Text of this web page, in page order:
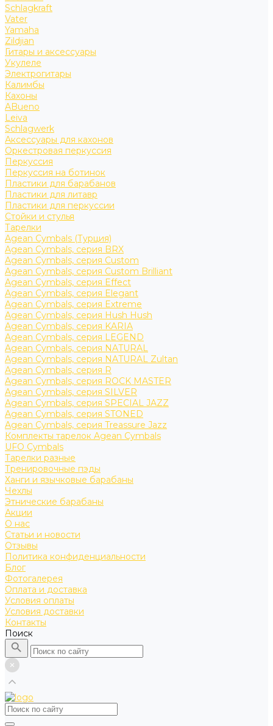
Schlagkraft
Vater
Yamaha
Zildjian
Гитары и аксессуары
Укулеле
Электрогитары
Калимбы
Кахоны
ABueno
Leiva
Schlagwerk
Аксессуары для кахонов
Оркестровая перкуссия
Перкуссия
Перкуссия на ботинок
Пластики для барабанов
Пластики для литавр
Пластики для перкуссии
Стойки и стулья
Тарелки
Agean Cymbals (Турция)
Agean Cymbals, серия BRX
Agean Cymbals, серия Custom
Agean Cymbals, серия Custom Brilliant
Agean Cymbals, серия Effect
Agean Cymbals, серия Elegant
Agean Cymbals, серия Extreme
Agean Cymbals, серия Hush Hush
Agean Cymbals, серия KARIA
Agean Cymbals, серия LEGEND
Agean Cymbals, серия NATURAL
Agean Cymbals, серия NATURAL Zultan
Agean Cymbals, серия R
Agean Cymbals, серия ROCK MASTER
Agean Cymbals, серия SILVER
Agean Cymbals, серия SPECIAL JAZZ
Agean Cymbals, серия STONED
Agean Cymbals, серия Treassure Jazz
Комплекты тарелок Agean Cymbals
UFO Cymbals
Тарелки разные
Тренировочные пэды
Ханги и язычковые барабаны
Чехлы
Этнические барабаны
Акции
О нас
Статьи и новости
Отзывы
Политика конфиденциальности
Блог
Фотогалерея
Оплата и доставка
Условия оплаты
Условия доставки
Контакты
Поиск